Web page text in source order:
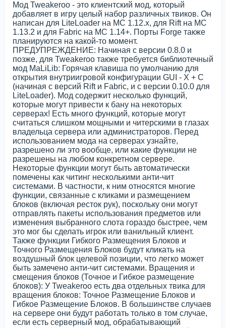
Мод Tweakeroo - это клиентский мод, который
добавляет в игру целый набор различных твиков. Он
написан для LiteLoader на MC 1.12.x, для Rift на MC
1.13.2 и для Fabric на MC 1.14+. Порты Forge также
планируются на какой-то момент.
ПРЕДУПРЕЖДЕНИЕ: Начиная с версии 0.8.0 и
позже, для Tweakeroo также требуется библиотечный
мод MaLiLib: Горячая клавиша по умолчанию для
открытия внутриигровой конфигурации GUI - X + C
(начиная с версий Rift и Fabric, и с версии 0.10.0 для
LiteLoader). Мод содержит несколько функций,
которые могут привести к бану на некоторых
серверах! Есть много функций, которые могут
считаться слишком мощными и читерскими в глазах
владельца сервера или администраторов. Перед
использованием мода на серверах узнайте,
разрешено ли это вообще, или какие функции не
разрешены на любом конкретном сервере.
Некоторые функции могут быть автоматически
помечены как читинг несколькими анти-чит
системами. В частности, к ним относятся многие
функции, связанные с кликами и размещением
блоков (включая ресток рук), поскольку они могут
отправлять пакеты использования предметов или
изменения выбранного слота гораздо быстрее, чем
это мог бы сделать игрок или ванильный клиент.
Также функции Гибкого Размещения Блоков и
Точного Размещения Блоков будут кликать на
воздушный блок целевой позиции, что легко может
быть замечено анти-чит системами. Вращения и
смещения блоков (Точное и Гибкое размещение
блоков): У Tweakeroo есть два отдельных твика для
вращения блоков: Точное Размещение Блоков и
Гибкое Размещение Блоков. В большинстве случаев
на сервере они будут работать только в том случае,
если есть серверный мод, обрабатывающий